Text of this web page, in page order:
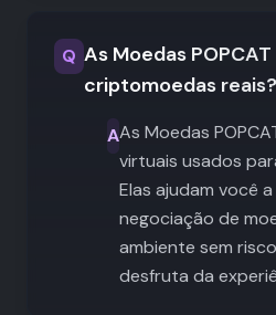
Q As Moedas
criptomoedas reais?
AAs Moedas
virtuais usados
Elas ajudam você
negociação de
ambiente sem
desfruta da